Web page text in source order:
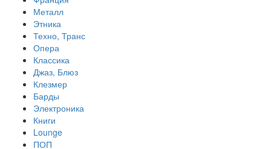
Металл
Этника
Техно, Транс
Опера
Классика
Джаз, Блюз
Клезмер
Барды
Электроника
Книги
Lounge
ПОП